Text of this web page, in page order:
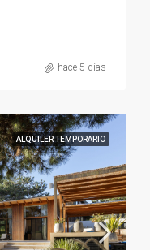
hace 5 días
ALQUILER TEMPORARIO